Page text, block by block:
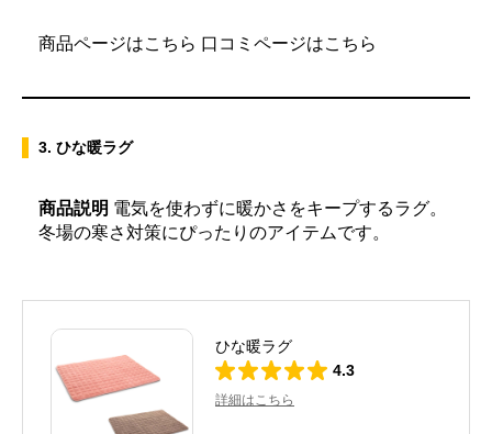
商品ページはこちら 口コミページはこちら
3. ひな暖ラグ
商品説明 電気を使わずに暖かさをキープするラグ。
冬場の寒さ対策にぴったりのアイテムです。
ひな暖ラグ
4.3
詳細はこちら